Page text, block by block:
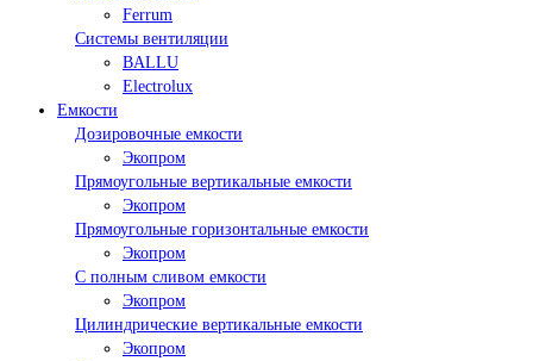
Ferrum
Системы вентиляции
BALLU
Electrolux
Емкости
Дозировочные емкости
Экопром
Прямоугольные вертикальные емкости
Экопром
Прямоугольные горизонтальные емкости
Экопром
С полным сливом емкости
Экопром
Цилиндрические вертикальные емкости
Экопром